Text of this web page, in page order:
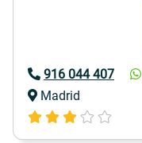
916 044 407
Madrid